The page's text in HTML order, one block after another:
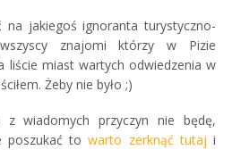
na jakiegoś ignoranta turystyczno-
znajomi którzy w Pizie
liście miast wartych odwiedzenia w
Żeby nie było ;)
z wiadomych przyczyn nie będę,
poszukać towarto zerknąć tutaj i